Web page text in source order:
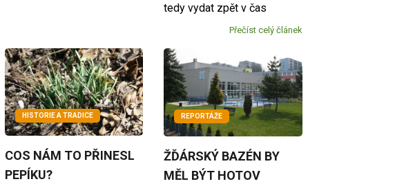
tedy vydat zpět v čas
Přečíst celý článek
HISTORIE A TRADICE
COS NÁM TO PŘINESL
PEPÍKU?
REPORTÁŽE
ŽĎÁRSKÝ BAZÉN BY
MĚL BÝT HOTOV